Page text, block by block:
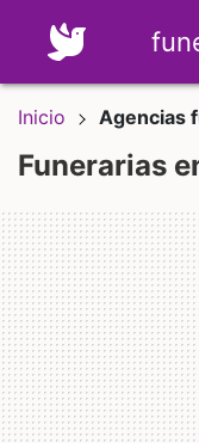
Inicio Agencias
Funerarias